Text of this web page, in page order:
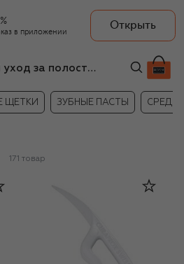
в приложении
Открыть
Женский уход за полостью рта
ЩЕТКИ ЗУБНЫЕ ПАСТЫ
171 товар